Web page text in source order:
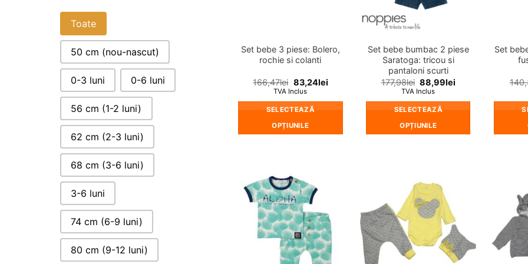
VARSTA BEBELUSI
Toate
50 cm (nou-nascut)
0-3 luni 0-6 luni
56 cm (1-2 luni)
62 cm (2-3 luni)
68 cm (3-6 luni)
3-6 luni
74 cm (6-9 luni)
80 cm (9-12 luni)
alese
alese
pagina
Set bebe 3 piese: Bolero,
rochie si colanti
166,47lei 83,24lei
TVA Inclus
SELECTEAZĂ
OPȚIUNILE
mai
multe
variații.
Opțiunile
pot
fi
Set bebe bumbac 2 piese
Saratoga: tricou si
pantaloni scurti
177,98lei 88,99lei
TVA Inclus
SELECTEAZĂ
OPȚIUNILE
mai
variații.
Opțiunile
fi
Set
wishlist!
Adauga
wishlist!